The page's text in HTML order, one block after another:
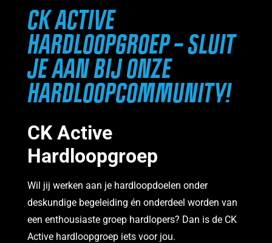
CK ACTIVE
HARDLOOPGROEP – SLUIT
JE AAN BIJ ONZE
HARDLOOPCOMMUNITY!
CK Active
Hardloopgroep
Wil jij werken aan je hardloopdoelen onder
deskundige begeleiding én onderdeel worden van
een enthousiaste groep hardlopers? Dan is de CK
Active hardloopgroep iets voor jou.